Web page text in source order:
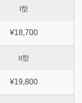
I型
¥18,700
II型
¥19,800